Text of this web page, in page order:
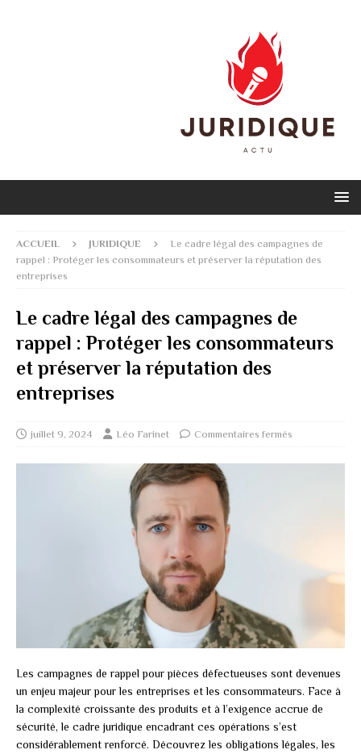
ACCUEIL JURIDIQUE
Le cadre légal des campagnes de
rappel : Protéger les consommateurs et préserver la réputation des
entreprises
Le cadre légal des campagnes de
rappel : Protéger les consommateurs
et préserver la réputation des
entreprises
juillet 9, 2024 Léo Farinet Commentaires fermés
Les campagnes de rappel pour pièces défectueuses sont devenues
un enjeu majeur pour les entreprises et les consommateurs. Face à
la complexité croissante des produits et à l’exigence accrue de
sécurité, le cadre juridique encadrant ces opérations s’est
considérablement renforcé. Découvrez les obligations légales, les